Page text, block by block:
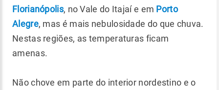
Florianópolis, no Vale do Itajaí e em Porto
Alegre, mas é mais nebulosidade do que chuva.
Nestas regiões, as temperaturas ficam
amenas.
Não chove em parte do interior nordestino e o